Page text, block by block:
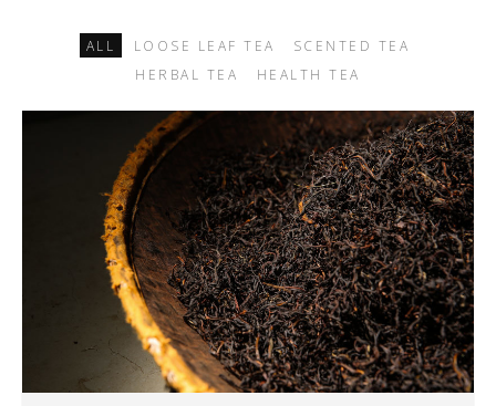
ALL LOOSE LEAF TEA
SCENTED TEA
HERBAL TEA
HEALTH TEA